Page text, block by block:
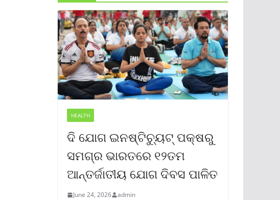
HEALTH
ଦି ଯୋଗ ଇନଷ୍ଟିଚ୍ୟୁଟ୍ ପକ୍ଷରୁ
ସମଗ୍ର ଭାରତରେ ୧୨ତମ
ଆନ୍ତର୍ଜାତୀୟ ଯୋଗ ଦିବସ ପାଳିତ
June 24, 2026 admin